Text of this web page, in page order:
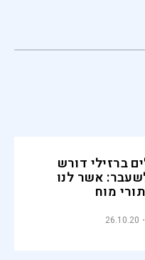
ברזילי דורש
אשר לנו
מוח
26.10.20